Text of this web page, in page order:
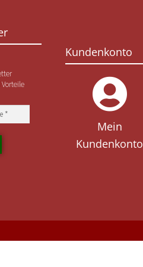
Kundenkonto
Mein
Kundenkonto